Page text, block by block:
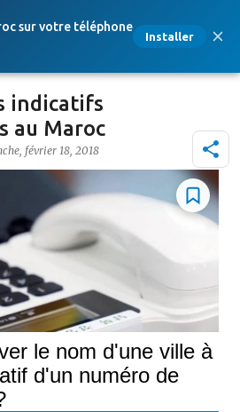
sur votre téléphone
Installer
au contenu principal
indicatifs
au Maroc
février 18, 2018
le nom d'une ville à
d'un numéro de